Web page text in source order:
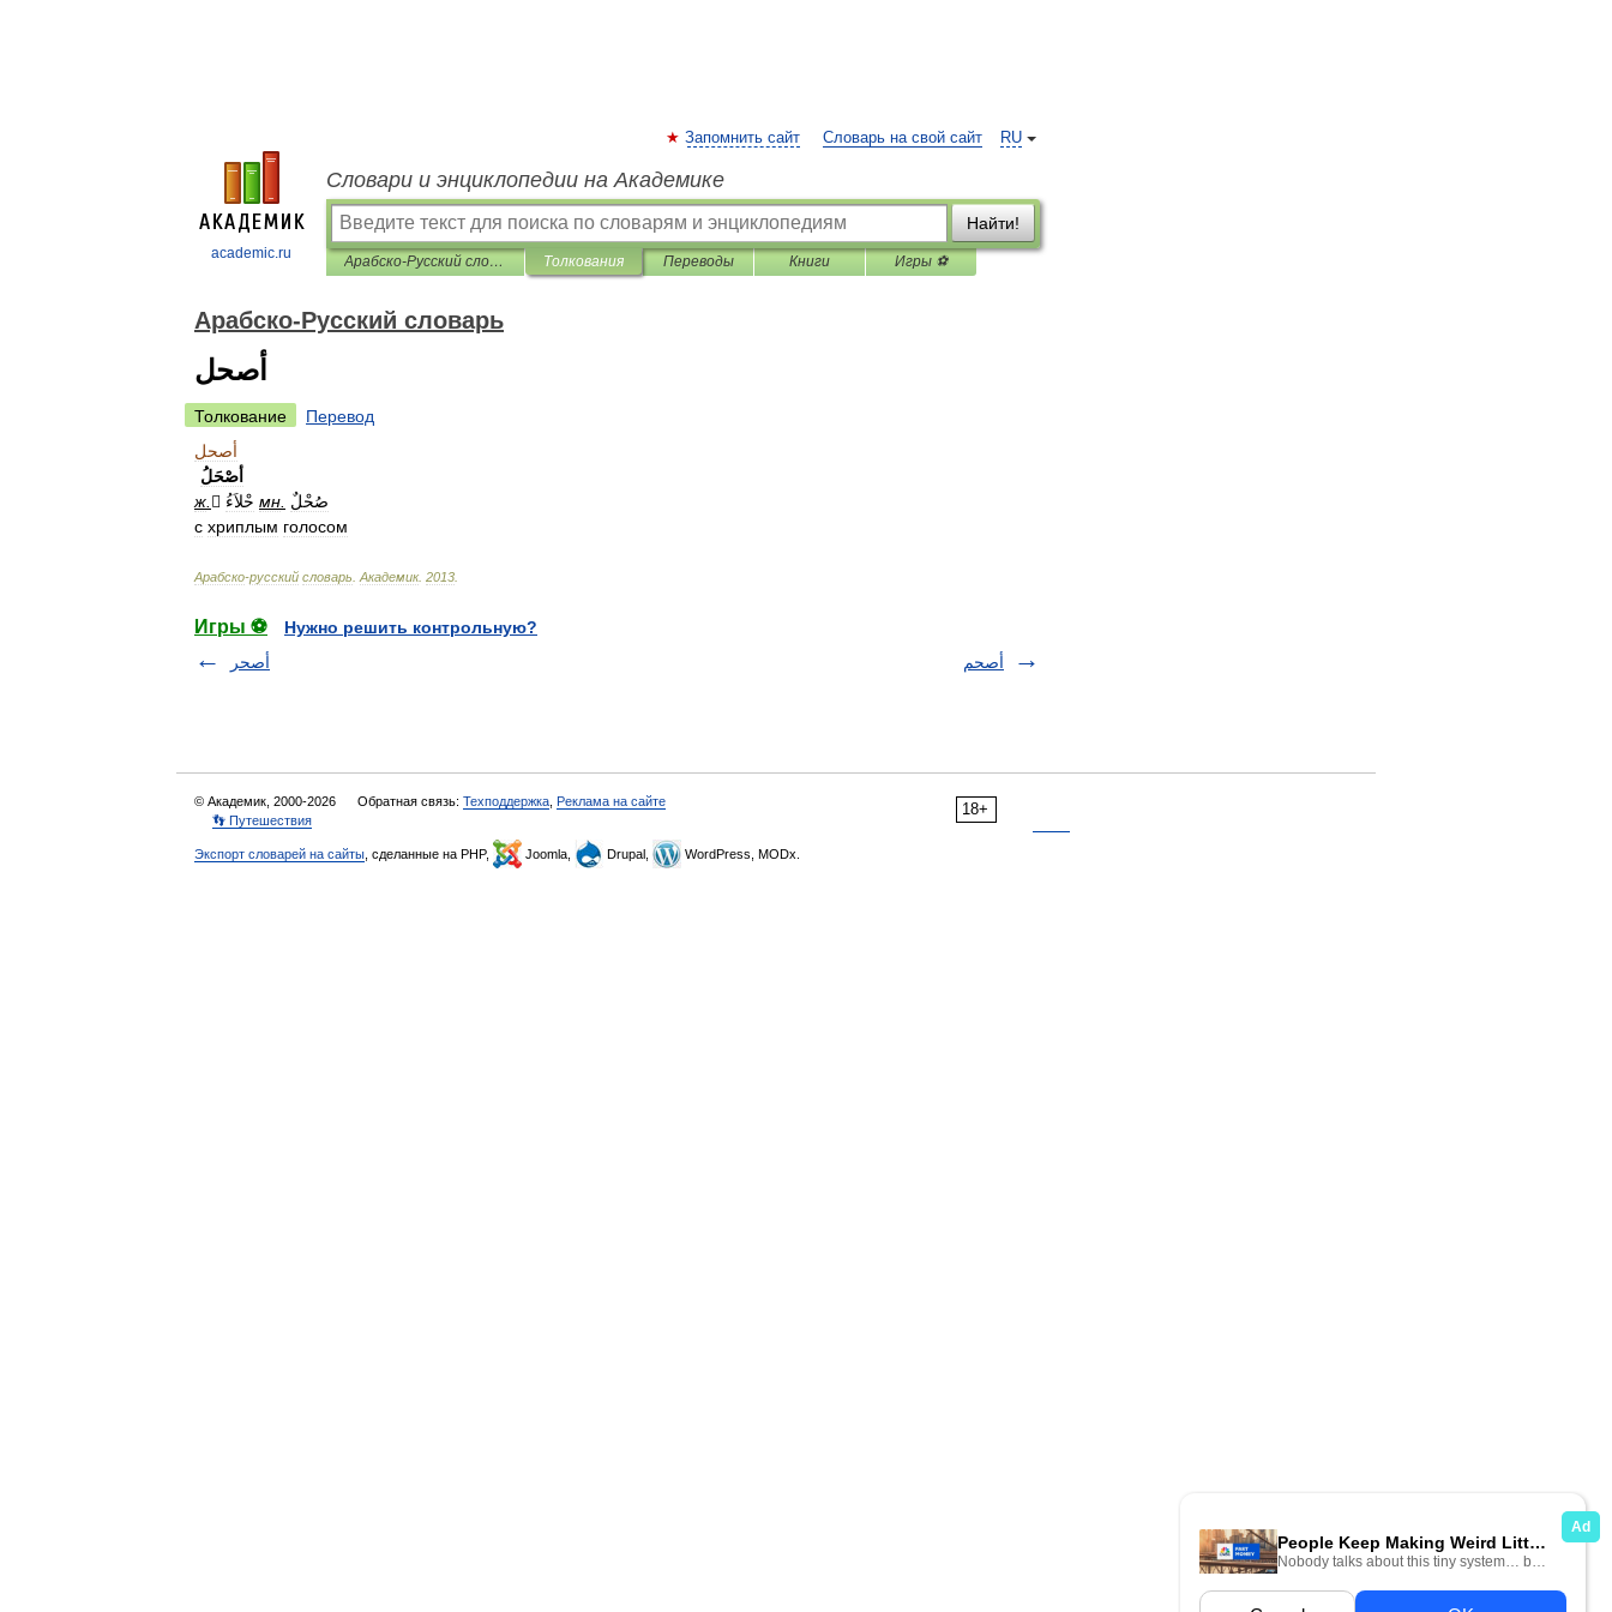
academic.ru
RU
Запомнить сайт Словарь на свой сайт
Словари и энциклопедии на Академике
Найти!
Арабско-Русский словарь Толкования Переводы Книги Игры ⚽
Арабско-Русский словарь
أصحل
Толкование
Перевод
أصحل
أصْحَلُ
ж
َحْلاَءُ мн صُحْلٌ
с хриплым голосом
Арабско-русский словарь Академик. 2013
Игры ⚽
Нужно решить контрольную?
أصحر
أصحم
18+
© Академик, 2000-2026 Обратная связь: Техподдержка Реклама на сайте
👣 Путешествия
Экспорт словарей на сайты , сделанные на PHP, Joomla, Drupal, WordPress, MODx.